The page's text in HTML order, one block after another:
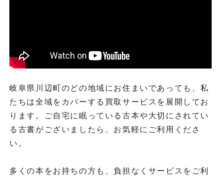
岐阜県川辺町のどの地域にお住まいであっても、私
たちは全域をカバーする買取サービスを展開してお
ります。ご自宅に眠っている古本や大切にされてい
る古書がございましたら、お気軽にご利用くださ
い。
多くの本をお持ちの方も、負担なくサービスをご利